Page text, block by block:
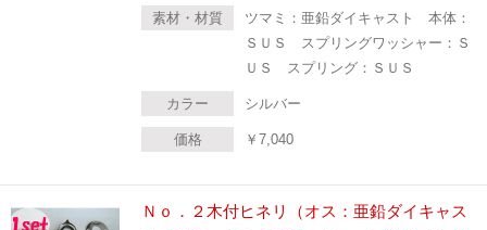
素材・材質
ツマミ：亜鉛ダイキャスト 本体：
ＳＵＳ スプリングワッシャー：Ｓ
ＵＳ スプリング：ＳＵＳ
カラー シルバー
価格 ￥ 7,040
Ｎｏ．２木付ヒネリ（オス：亜鉛ダイキャス